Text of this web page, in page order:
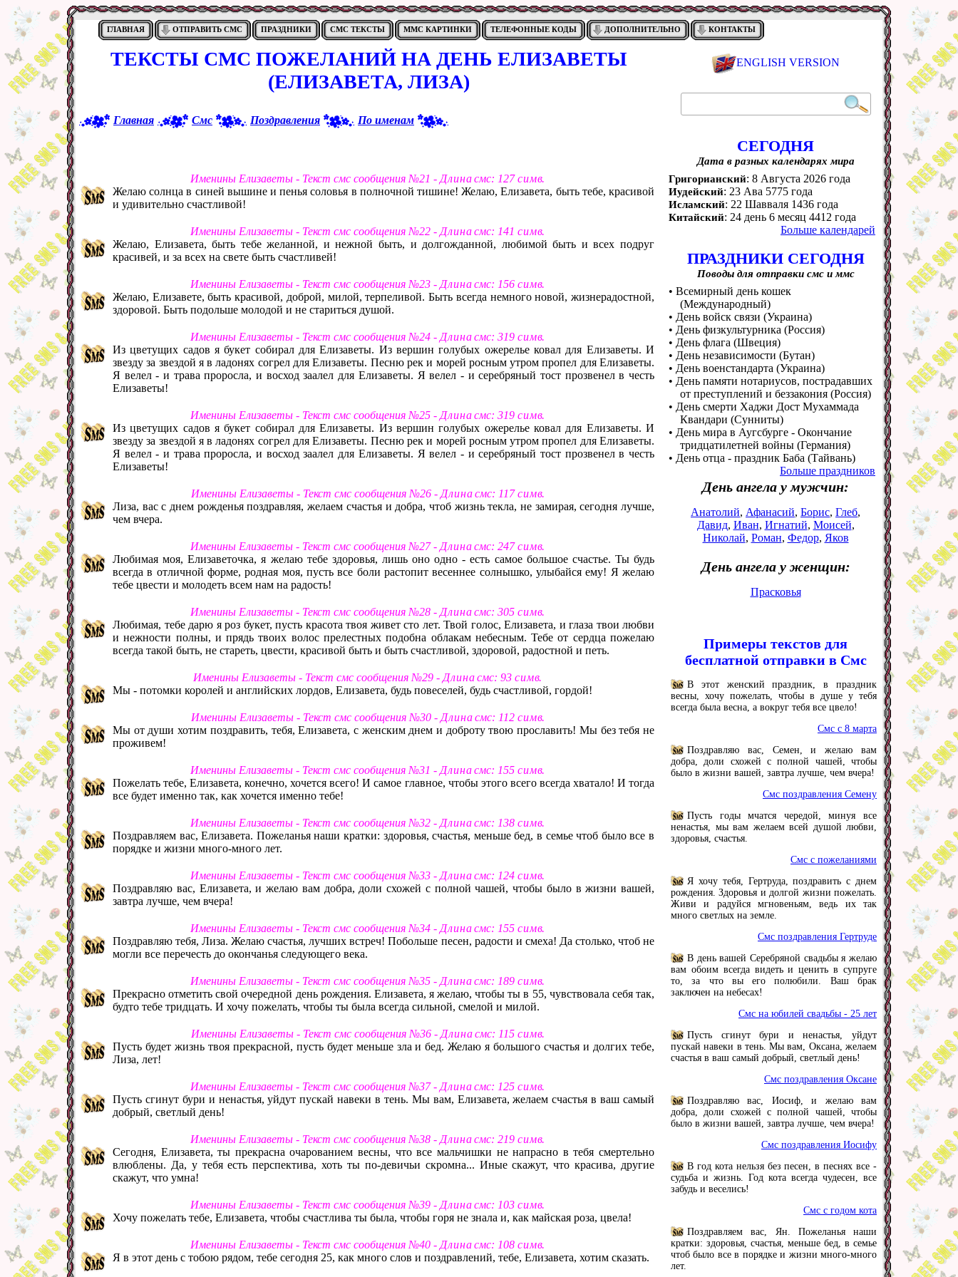
ГЛАВНАЯ ОТПРАВИТЬ СМС ПРАЗДНИКИ СМС ТЕКСТЫ ММС КАРТИНКИ ТЕЛЕФОННЫЕ КОДЫ ДОПОЛНИТЕЛЬНО КОНТАКТЫ
ТЕКСТЫ СМС ПОЖЕЛАНИЙ НА ДЕНЬ ЕЛИЗАВЕТЫ
(ЕЛИЗАВЕТА, ЛИЗА)
Главная Смс Поздравления По именам
Именины Елизаветы - Текст смс сообщения №21 - Д л и н асмс: 127с и м в.
Желаю солнца в синей вышине и пенья соловья в полночной тишине! Желаю, Елизавета, быть тебе, красивой
и удивительно счастливой!
Именины Елизаветы - Текст смс сообщения №22 - Д л и н асмс: 141 с и м в.
Желаю, Елизавета, быть тебе желанной, и нежной быть, и долгожданной, любимой быть и всех подруг
красивей, и за всех на свете быть счастливей!
Именины Елизаветы - Текст смс сообщения №23 - Д л и н асмс: 156 с и м в.
Желаю, Елизавете, быть красивой, доброй, милой, терпеливой. Быть всегда немного новой, жизнерадостной,
здоровой. Быть подольше молодой и не стариться душой.
Именины Елизаветы - Текст смс сообщения №24 - Д л и н асмс: 319 с и м в.
Из цветущих садов я букет собирал для Елизаветы. Из вершин голубых ожерелье ковал для Елизаветы. И
звезду за звездой я в ладонях согрел для Елизаветы. Песню рек и морей росным утром пропел для Елизаветы.
Я велел - и трава проросла, и восход заалел для Елизаветы. Я велел - и серебряный тост прозвенел в честь
Елизаветы!
Именины Елизаветы - Текст смс сообщения №25 - Д л и н асмс: 319 с и м в.
Из цветущих садов я букет собирал для Елизаветы. Из вершин голубых ожерелье ковал для Елизаветы. И
звезду за звездой я в ладонях согрел для Елизаветы. Песню рек и морей росным утром пропел для Елизаветы.
Я велел - и трава проросла, и восход заалел для Елизаветы. Я велел - и серебряный тост прозвенел в честь
Елизаветы!
Именины Елизаветы - Текст смс сообщения №26 - Д л и н асмс: 117с и м в.
Лиза, вас с днем рожденья поздравляя, желаем счастья и добра, чтоб жизнь текла, не замирая, сегодня лучше,
чем вчера.
Именины Елизаветы - Текст смс сообщения №27 - Д л и н асмс: 247с и м в.
Любимая моя, Елизаветочка, я желаю тебе здоровья, лишь оно одно - есть самое большое счастье. Ты будь
всегда в отличной форме, родная моя, пусть все боли растопит весеннее солнышко, улыбайся ему! Я желаю
тебе цвести и молодеть всем нам на радость!
Именины Елизаветы - Текст смс сообщения №28 - Д л и н асмс: 305 с и м в.
Любимая, тебе дарю я роз букет, пусть красота твоя живет сто лет. Твой голос, Елизавета, и глаза твои любви
и нежности полны, и прядь твоих волос прелестных подобна облакам небесным. Тебе от сердца пожелаю
всегда такой быть, не стареть, цвести, красивой быть и быть счастливой, здоровой, радостной и петь.
Именины Елизаветы - Текст смс сообщения №29 - Д л и н асмс: 93 с и м в.
Мы - потомки королей и английских лордов, Елизавета, будь повеселей, будь счастливой, гордой!
Именины Елизаветы - Текст смс сообщения №30 - Д л и н асмс: 112 с и м в.
Мы от души хотим поздравить, тебя, Елизавета, с женским днем и доброту твою прославить! Мы без тебя не
проживем!
Именины Елизаветы - Текст смс сообщения №31 - Д л и н асмс: 155 с и м в.
Пожелать тебе, Елизавета, конечно, хочется всего! И самое главное, чтобы этого всего всегда хватало! И тогда
все будет именно так, как хочется именно тебе!
Именины Елизаветы - Текст смс сообщения №32 - Д л и н асмс: 138 с и м в.
Поздравляем вас, Елизавета. Пожеланья наши кратки: здоровья, счастья, меньше бед, в семье чтоб было все в
порядке и жизни много-много лет.
Именины Елизаветы - Текст смс сообщения №33 - Д л и н асмс: 124 с и м в.
Поздравляю вас, Елизавета, и желаю вам добра, доли схожей с полной чашей, чтобы было в жизни вашей,
завтра лучше, чем вчера!
Именины Елизаветы - Текст смс сообщения №34 - Д л и н асмс: 155 с и м в.
Поздравляю тебя, Лиза. Желаю счастья, лучших встреч! Побольше песен, радости и смеха! Да столько, чтоб не
могли все перечесть до окончанья следующего века.
Именины Елизаветы - Текст смс сообщения №35 - Д л и н асмс: 189 с и м в.
Прекрасно отметить свой очередной день рождения. Елизавета, я желаю, чтобы ты в 55, чувствовала себя так,
будто тебе тридцать. И хочу пожелать, чтобы ты была всегда сильной, смелой и милой.
Именины Елизаветы - Текст смс сообщения №36 - Д л и н асмс: 115 с и м в.
Пусть будет жизнь твоя прекрасной, пусть будет меньше зла и бед. Желаю я большого счастья и долгих тебе,
Лиза, лет!
Именины Елизаветы - Текст смс сообщения №37 - Д л и н асмс: 125 с и м в.
Пусть сгинут бури и ненастья, уйдут пускай навеки в тень. Мы вам, Елизавета, желаем счастья в ваш самый
добрый, светлый день!
Именины Елизаветы - Текст смс сообщения №38 - Д л и н асмс: 219 с и м в.
Сегодня, Елизавета, ты прекрасна очарованием весны, что все мальчишки не напрасно в тебя смертельно
влюблены. Да, у тебя есть перспектива, хоть ты по-девичьи скромна... Иные скажут, что красива, другие
скажут, что умна!
Именины Елизаветы - Текст смс сообщения №39 - Д л и н асмс: 103 с и м в.
Хочу пожелать тебе, Елизавета, чтобы счастлива ты была, чтобы горя не знала и, как майская роза, цвела!
Именины Елизаветы - Текст смс сообщения №40 - Д л и н асмс: 108 с и м в.
Я в этот день с тобою рядом, тебе сегодня 25, как много слов и поздравлений, тебе, Елизавета, хотим сказать.
ENGLISH VERSION
СЕГОДНЯ
Дата в разных календарях мира
Григорианский: 8 Августа 2026 года
Иудейский: 23 Ава 5775 года
Исламский: 22 Шавваля 1436 года
Китайский: 24 день 6 месяц 4412 года
Больше календарей
ПРАЗДНИКИ СЕГОДНЯ
Поводы для отправки смс и ммс
• Всемирный день кошек
(Международный)
• День войск связи (Украина)
• День физкультурника (Россия)
• День флага (Швеция)
• День независимости (Бутан)
• День военстандарта (Украина)
• День памяти нотариусов, пострадавших
от преступлений и беззакония (Россия)
• День смерти Хаджи Дост Мухаммада
Квандари (Сунниты)
• День мира в Аугсбурге - Окончание
тридцатилетней войны (Германия)
• День отца - праздник Баба (Тайвань)
Больше праздников
День ангела у мужчин:
Анатолий, Афанасий, Борис, Глеб,
Давид, Иван, Игнатий, Моисей,
Николай, Роман, Федор, Яков
День ангела у женщин:
Прасковья
Примеры текстов для
бесплатной отправки в Смс
В этот женский праздник, в праздник
весны, хочу пожелать, чтобы в душе у тебя
всегда была весна, а вокруг тебя все цвело!
Смс с 8 марта
Поздравляю вас, Семен, и желаю вам
добра, доли схожей с полной чашей, чтобы
было в жизни вашей, завтра лучше, чем вчера!
Смс поздравления Семену
Пусть годы мчатся чередой, минуя все
ненастья, мы вам желаем всей душой любви,
здоровья, счастья.
Смс с пожеланиями
Я хочу тебя, Гертруда, поздравить с днем
рождения. Здоровья и долгой жизни пожелать.
Живи и радуйся мгновеньям, ведь их так
много светлых на земле.
Смс поздравления Гертруде
В день вашей Серебряной свадьбы я желаю
вам обоим всегда видеть и ценить в супруге
то, за что вы его полюбили. Ваш брак
заключен на небесах!
Смс на юбилей свадьбы - 25 лет
Пусть сгинут бури и ненастья, уйдут
пускай навеки в тень. Мы вам, Оксана, желаем
счастья в ваш самый добрый, светлый день!
Смс поздравления Оксане
Поздравляю вас, Иосиф, и желаю вам
добра, доли схожей с полной чашей, чтобы
было в жизни вашей, завтра лучше, чем вчера!
Смс поздравления Иосифу
В год кота нельзя без песен, в песнях все -
судьба и жизнь. Год кота всегда чудесен, все
забудь и веселись!
Смс с годом кота
Поздравляем вас, Ян. Пожеланья наши
кратки: здоровья, счастья, меньше бед, в семье
чтоб было все в порядке и жизни много-много
лет.